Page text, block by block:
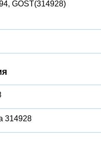
GOST(314928)
314928